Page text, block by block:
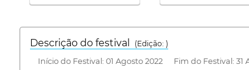
Descrição do festival
(Edição: )
Início do Festival: 01 Agosto 2022 Fim do Festival: 31